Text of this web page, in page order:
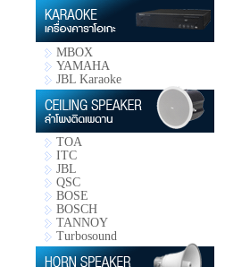
MBOX
YAMAHA
JBL Karaoke
TOA
ITC
JBL
QSC
BOSE
BOSCH
TANNOY
Turbosound